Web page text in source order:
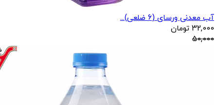
آب معدنی ورسای (6 ضلعی)...
32,000 تومان
50,000